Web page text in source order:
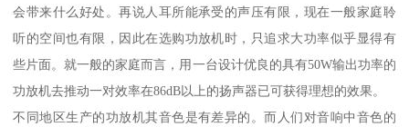
会带来什么好处。再说人耳所能承受的声压有限，现在一般家庭聆
听的空间也有限，因此在选购功放机时，只追求大功率似乎显得有
些片面。就一般的家庭而言，用一台设计优良的具有50W输出功率的
功放机去推动一对效率在86dB以上的扬声器已可获得理想的效果。
不同地区生产的功放机其音色是有差异的。而人们对音响中音色的